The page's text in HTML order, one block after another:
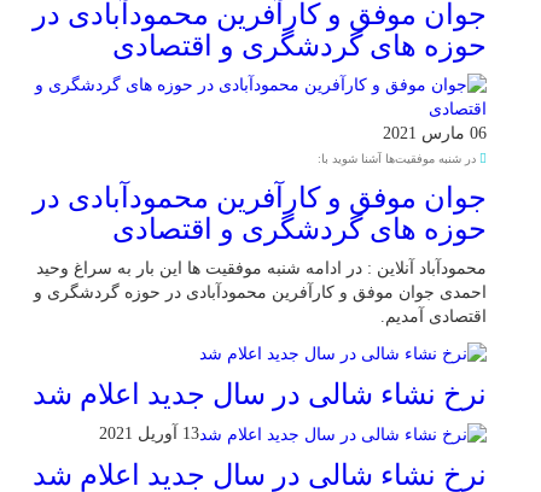
جوان موفق و کارآفرین محمودآبادی در
حوزه های گردشگری و اقتصادی
06 مارس 2021
در شنبه موفقیت‌ها آشنا شوید با:
جوان موفق و کارآفرین محمودآبادی در
حوزه های گردشگری و اقتصادی
محمودآباد آنلاین : در ادامه شنبه موفقیت ها این بار به سراغ وحید
احمدی جوان موفق و کارآفرین محمودآبادی در حوزه گردشگری و
اقتصادی آمدیم.
نرخ نشاء شالی در سال جدید اعلام شد
13 آوریل 2021
نرخ نشاء شالی در سال جدید اعلام شد